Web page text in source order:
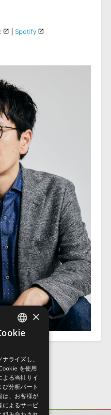
Spotify
ENGLISH
×
ライズし、
を使用
よる当社サイ
び分析パート
は、お客様が
によるサービ